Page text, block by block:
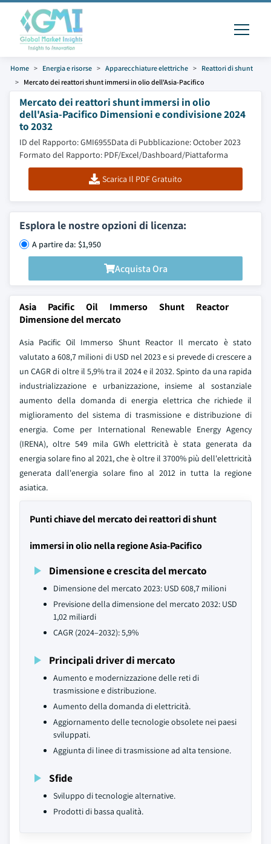
Home Energia e risorse Apparecchiature elettriche
Reattori di shunt
Mercato dei reattori shunt immersi in olio dell'Asia-Pacifico
Mercato dei reattori shunt immersi in olio
dell'Asia-Pacifico Dimensioni e condivisione 2024
to 2032
ID del Rapporto: GMI6955Data di Pubblicazione: October 2023
Formato del Rapporto: PDF/Excel/Dashboard/Piattaforma
Scarica Il PDF Gratuito
Esplora le nostre opzioni di licenza:
A partire da: $1,950
Acquista Ora
Asia Pacific Oil Immerso Shunt Reactor
Dimensione del mercato
Asia Pacific Oil Immerso Shunt Reactor Il mercato è stato
valutato a 608,7 milioni di USD nel 2023 e si prevede di crescere a
un CAGR di oltre il 5,9% tra il 2024 e il 2032. Spinto da una rapida
industrializzazione e urbanizzazione, insieme al sostanziale
aumento della domanda di energia elettrica che richiede il
miglioramento del sistema di trasmissione e distribuzione di
energia. Come per International Renewable Energy Agency
(IRENA), oltre 549 mila GWh elettricità è stata generata da
energia solare fino al 2021, che è oltre il 3700% più dell'elettricità
generata dall'energia solare fino al 2012 in tutta la regione
asiatica.
Punti chiave del mercato dei reattori di shunt
immersi in olio nella regione Asia-Pacifico
Dimensione e crescita del mercato
Dimensione del mercato 2023: USD 608,7 milioni
Previsione della dimensione del mercato 2032: USD
1,02 miliardi
CAGR (2024–2032): 5,9%
Principali driver di mercato
Aumento e modernizzazione delle reti di
trasmissione e distribuzione.
Aumento della domanda di elettricità.
Aggiornamento delle tecnologie obsolete nei paesi
sviluppati.
Aggiunta di linee di trasmissione ad alta tensione.
Sfide
Sviluppo di tecnologie alternative.
Prodotti di bassa qualità.